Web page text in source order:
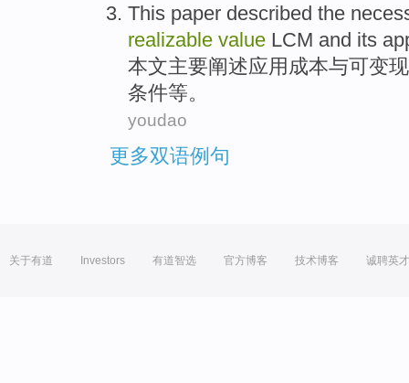
This paper described the
realizable value LCM and its
本文主要阐述应用 成本与可变现
条件等。
youdao
更多双语例句
关于有道 Investors 有道智选 官方博客 技术博客 诚聘英才